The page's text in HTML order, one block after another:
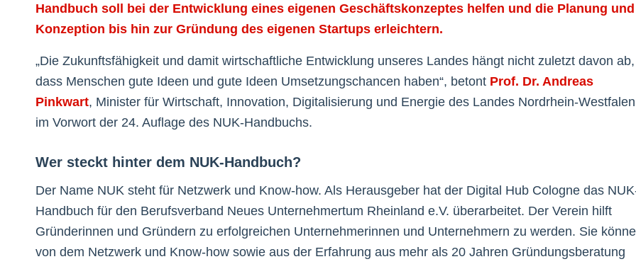
Handbuch soll bei der Entwicklung eines eigenen Geschäftskonzeptes helfen und die Planung und
Konzeption bis hin zur Gründung des eigenen Startups erleichtern.
„Die Zukunftsfähigkeit und damit wirtschaftliche Entwicklung unseres Landes hängt nicht zuletzt davon ab,
dass Menschen gute Ideen und gute Ideen Umsetzungschancen haben“, betont Prof. Dr. Andreas
Pinkwart, Minister für Wirtschaft, Innovation, Digitalisierung und Energie des Landes Nordrhein-
im Vorwort der 24. Auflage des NUK-Handbuchs.
Wer steckt hinter dem NUK-Handbuch?
Der Name NUK steht für Netzwerk und Know-how. Als Herausgeber hat der Digital Hub Cologne das
Handbuch für den Berufsverband Neues Unternehmertum Rheinland e.V. überarbeitet. Der Verein hilft
Gründerinnen und Gründern zu erfolgreichen Unternehmerinnen und Unternehmern zu werden. Sie
von dem Netzwerk und Know-how sowie aus der Erfahrung aus mehr als 20 Jahren Gründungsberatung